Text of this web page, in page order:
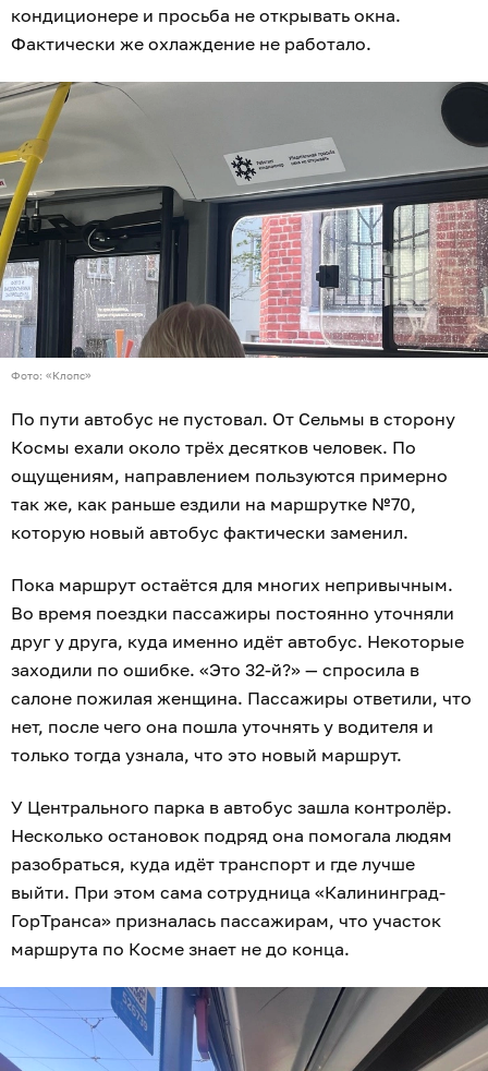
кондиционере и просьба не открывать окна.
Фактически же охлаждение не работало.
Фото: «Клопс»
По пути автобус не пустовал. От Сельмы в сторону
Космы ехали около трёх десятков человек. По
ощущениям, направлением пользуются примерно
так же, как раньше ездили на маршрутке №70,
которую новый автобус фактически заменил.
Пока маршрут остаётся для многих непривычным.
Во время поездки пассажиры постоянно уточняли
друг у друга, куда именно идёт автобус. Некоторые
заходили по ошибке. «Это 32-й?» — спросила в
салоне пожилая женщина. Пассажиры ответили, что
нет, после чего она пошла уточнять у водителя и
только тогда узнала, что это новый маршрут.
У Центрального парка в автобус зашла контролёр.
Несколько остановок подряд она помогала людям
разобраться, куда идёт транспорт и где лучше
выйти. При этом сама сотрудница «Калининград-
ГорТранса» призналась пассажирам, что участок
маршрута по Косме знает не до конца.